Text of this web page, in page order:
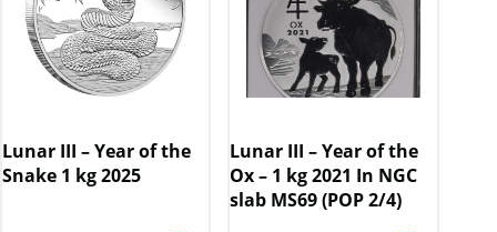
Lunar III – Year of the
Snake 1 kg 2025
Lunar III – Year of the
Ox – 1 kg 2021 In NGC
slab MS69 (POP 2/4)